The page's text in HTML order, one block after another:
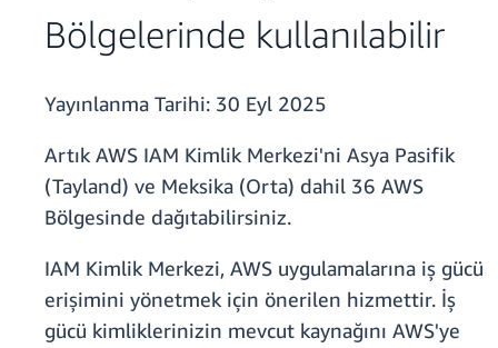
Bölgelerinde kullanılabilir
Yayınlanma Tarihi: 30 Eyl 2025
Artık AWS IAM Kimlik Merkezi'ni Asya Pasifik
(Tayland) ve Meksika (Orta) dahil 36 AWS
Bölgesinde dağıtabilirsiniz.
IAM Kimlik Merkezi, AWS uygulamalarına iş gücü
erişimini yönetmek için önerilen hizmettir. İş
gücü kimliklerinizin mevcut kaynağını AWS'ye